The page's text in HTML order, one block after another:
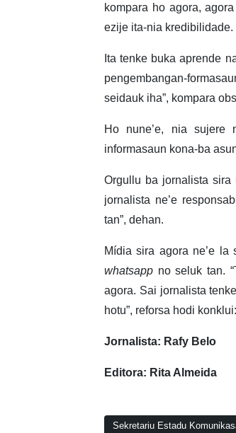
kompara ho agora,
ezije ita-nia kredibilidade.
Ita tenke buka aprende
pengembangan-
seidauk iha”, kompara
Ho nune’e, nia sujere
informasaun kona-ba
Orgullu ba jornalista sira
jornalista ne’e
tan”, dehan.
Mídia sira agora ne’e
whatsapp no seluk tan.
agora. Sai jornalista
hotu”, reforsa hodi
Jornalista: Rafy Belo
Editora: Rita Almeida
Sekretariu Estadu